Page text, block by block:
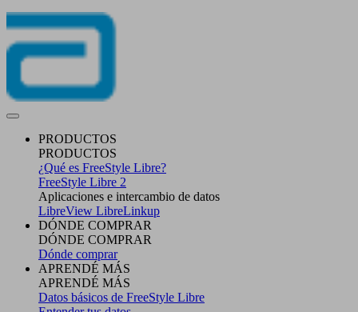
PRODUCTOS
PRODUCTOS
¿Qué es FreeStyle Libre?
FreeStyle Libre 2
Aplicaciones e intercambio de datos
LibreView LibreLinkup
DÓNDE COMPRAR
DÓNDE COMPRAR
Dónde comprar
APRENDÉ MÁS
APRENDÉ MÁS
Datos básicos de FreeStyle Libre